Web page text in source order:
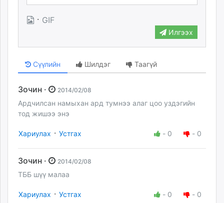
· GIF
Илгээх
Сүүлийн Шилдэг Таагүй
Зочин · 2014/02/08
Ардчилсан намыхан ард тумнээ алаг цоо уздэгийн
тод жишээ энэ
Хариулах · Устгах - 0 - 0
Зочин · 2014/02/08
TББ шүү малаа
Хариулах · Устгах - 0 - 0